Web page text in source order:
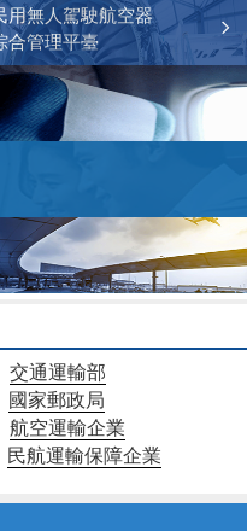
用無人駕駛航空器
合管理平臺
交通運輸部
國家郵政局
航空運輸企業
民航運輸保障企業